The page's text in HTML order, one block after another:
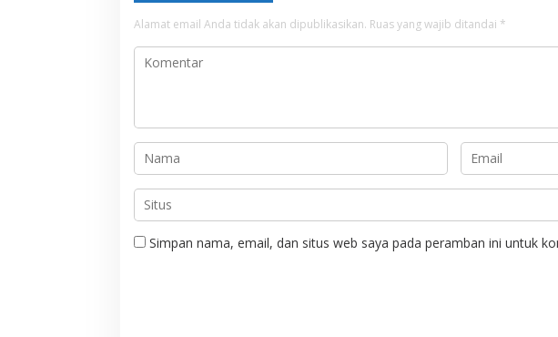
Alamat email Anda tidak akan dipublikasikan. Ruas yang wajib ditandai *
Simpan nama, email, dan situs web saya pada peramban ini untuk